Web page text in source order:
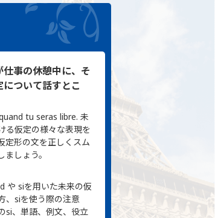
事の休憩中に、そ
について話すとこ
tu seras libre. 未
る仮定の様々な表現を
定形の文を正しくスム
ましょう。
や siを用いた未来の仮
、siを使う際の注意
si、単語、例文、役立